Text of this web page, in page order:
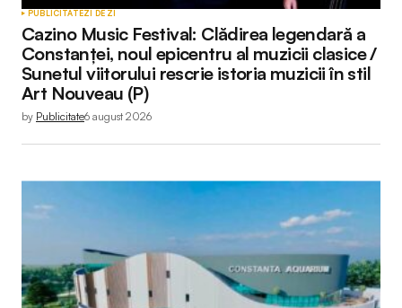
PUBLICITATEZI DE ZI
Cazino Music Festival: Clădirea legendară a
Constanței, noul epicentru al muzicii clasice /
Sunetul viitorului rescrie istoria muzicii în stil
Art Nouveau (P)
by Publicitate6 august 2026